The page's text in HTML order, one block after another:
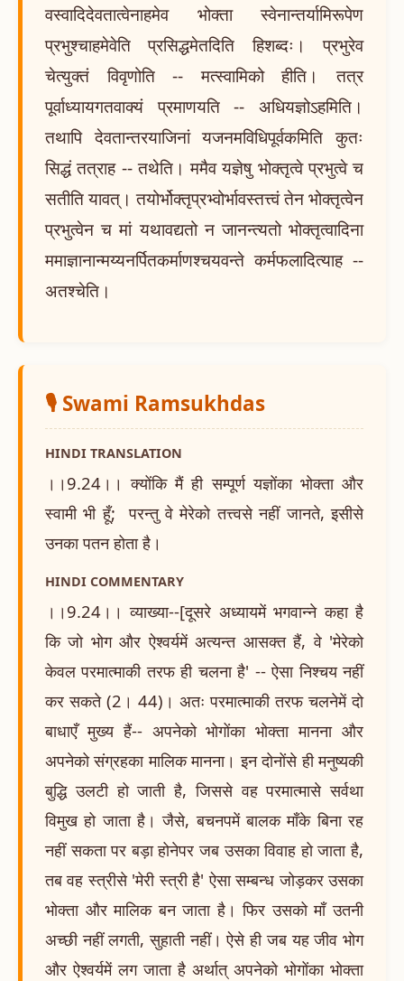
वस्वादिदेवतात्वेनाहमेव भोक्ता स्वेनान्तर्यामिरूपेण
प्रभुश्चाहमेवेति प्रसिद्धमेतदिति हिशब्दः। प्रभुरेव
चेत्युक्तं विवृणोति -- मत्स्वामिको हीति। तत्र
पूर्वाध्यायगतवाक्यं प्रमाणयति -- अधियज्ञोऽहमिति।
तथापि देवतान्तरयाजिनां यजनमविधिपूर्वकमिति कुतः
सिद्धं तत्राह -- तथेति। ममैव यज्ञेषु भोक्तृत्वे प्रभुत्वे च
सतीति यावत्। तयोर्भोक्तृप्रभ्वोर्भावस्तत्त्वं तेन भोक्तृत्वेन
प्रभुत्वेन च मां यथावद्यतो न जानन्त्यतो भोक्तृत्वादिना
ममाज्ञानान्मय्यनर्पितकर्माणश्चयवन्ते कर्मफलादित्याह --
अतश्चेति।
🎙️ Swami Ramsukhdas
HINDI TRANSLATION
।।9.24।। क्योंकि मैं ही सम्पूर्ण यज्ञोंका भोक्ता और
स्वामी भी हूँ; परन्तु वे मेरेको तत्त्वसे नहीं जानते, इसीसे
उनका पतन होता है।
HINDI COMMENTARY
।।9.24।। व्याख्या--[दूसरे अध्यायमें भगवान्ने कहा है
कि जो भोग और ऐश्वर्यमें अत्यन्त आसक्त हैं, वे 'मेरेको
केवल परमात्माकी तरफ ही चलना है' -- ऐसा निश्चय नहीं
कर सकते (2। 44)। अतः परमात्माकी तरफ चलनेमें दो
बाधाएँ मुख्य हैं-- अपनेको भोगोंका भोक्ता मानना और
अपनेको संग्रहका मालिक मानना। इन दोनोंसे ही मनुष्यकी
बुद्धि उलटी हो जाती है, जिससे वह परमात्मासे सर्वथा
विमुख हो जाता है। जैसे, बचनपमें बालक माँके बिना रह
नहीं सकता पर बड़ा होनेपर जब उसका विवाह हो जाता है,
तब वह स्त्रीसे 'मेरी स्त्री है' ऐसा सम्बन्ध जोड़कर उसका
भोक्ता और मालिक बन जाता है। फिर उसको माँ उतनी
अच्छी नहीं लगती, सुहाती नहीं। ऐसे ही जब यह जीव भोग
और ऐश्वर्यमें लग जाता है अर्थात् अपनेको भोगोंका भोक्ता